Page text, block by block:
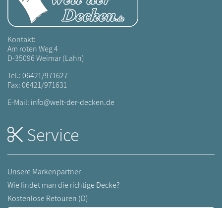
Kontakt:
Am roten Weg 4
D-35096 Weimar (Lahn)
Tel.:06421/971627
Fax: 06421/971631
E-Mail: info@welt-der-decken.de
Service
Unsere Markenpartner
Wie findet man die richtige Decke?
Kostenlose Retouren (D)